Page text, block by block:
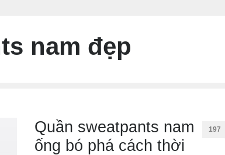
nam đẹp
Quần sweatpants nam
ống bó phá cách thời
197